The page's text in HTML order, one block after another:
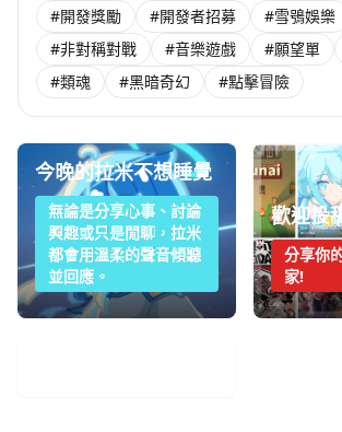
#開發獎勵
#開發者招募 #雪鴞娛樂
#非對稱對戰
#音樂遊戲 #願望單
#類魂
#黑暗奇幻 #點擊冒險
今晚的拉米不想睡覺
無論是分享心事、討論
興趣或只是閒聊，拉米
都會用溫柔的聲音傾聽
並回應。
歡迎投
分享你
家!